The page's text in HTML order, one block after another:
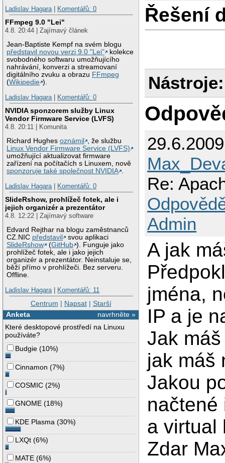
Ladislav Hagara| Komentářů: 0
FFmpeg 9.0 "Lei"
4.8. 20:44 | Zajímavý článek
Jean-Baptiste Kempf na svém blogu
představil novou verzi 9.0 "Lei"
kolekce
svobodného softwaru umožňujícího
nahrávání, konverzi a streamovaní
digitálního zvuku a obrazu FFmpeg
(Wikipedie ).
Ladislav Hagara| Komentářů: 0
NVIDIA sponzorem služby Linux
Vendor Firmware Service (LVFS)
4.8. 20:11 | Komunita
Richard Hughesoznámil
, že službu
Linux Vendor Firmware Service (LVFS)
umožňující aktualizovat firmware
zařízení na počítačích s Linuxem, nově
sponzoruje také společnost NVIDIA .
Ladislav Hagara| Komentářů: 0
SlideRshow, prohlížeč fotek, ale i
jejich organizér a prezentátor
4.8. 12:22 | Zajímavý software
Edvard Rejthar na blogu zaměstnanců
CZ.NIC představil
svou aplikaci
SlideRshow
(GitHub ). Funguje jako
prohlížeč fotek, ale i jako jejich
organizér a prezentátor. Neinstaluje se,
běží přímo v prohlížeči. Bez serveru.
Offline.
Ladislav Hagara| Komentářů: 11
Centrum | Napsat| Starší
navrhněte »
Anketa
Které desktopové prostředí na Linuxu
používáte?
Budgie (10%)
Cinnamon (7%)
COSMIC (2%)
GNOME (18%)
KDE Plasma (30%)
LXQt (6%)
MATE (6%)
Řešení
Nástroje:
Re:
Admin
A jak
jména,
IP a je
Jak
jak máš
Jakou
načtené
a virtual
Zdar